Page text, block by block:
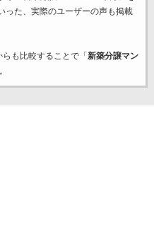
った、実際のユーザーの声も掲載
も比較することで「 新築分譲マン